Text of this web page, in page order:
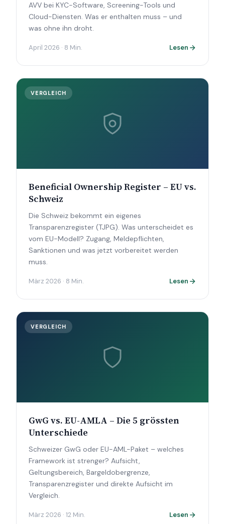
AVV bei KYC-Software, Screening-Tools und
Cloud-Diensten. Was er enthalten muss – und
was ohne ihn droht.
April 2026 · 8 Min. Lesen
VERGLEICH
Beneficial Ownership Register – EU vs.
Schweiz
Die Schweiz bekommt ein eigenes
Transparenzregister (TJPG). Was unterscheidet es
vom EU-Modell? Zugang, Meldepflichten,
Sanktionen und was jetzt vorbereitet werden
muss.
März 2026 · 8 Min. Lesen
VERGLEICH
GwG vs. EU-AMLA – Die 5 grössten
Unterschiede
Schweizer GwG oder EU-AML-Paket – welches
Framework ist strenger? Aufsicht,
Geltungsbereich, Bargeldobergrenze,
Transparenzregister und direkte Aufsicht im
Vergleich.
März 2026 · 12 Min. Lesen